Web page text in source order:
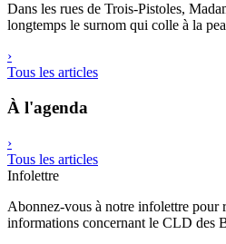
Dans les rues de Trois-Pistoles,
longtemps le surnom qui colle à la
›
Tous les articles
À l'agenda
›
Tous les articles
Infolettre
Abonnez-vous à notre infolettre pour
informations concernant le CLD des